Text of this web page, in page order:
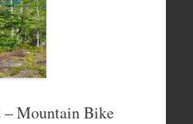
– Mountain Bike